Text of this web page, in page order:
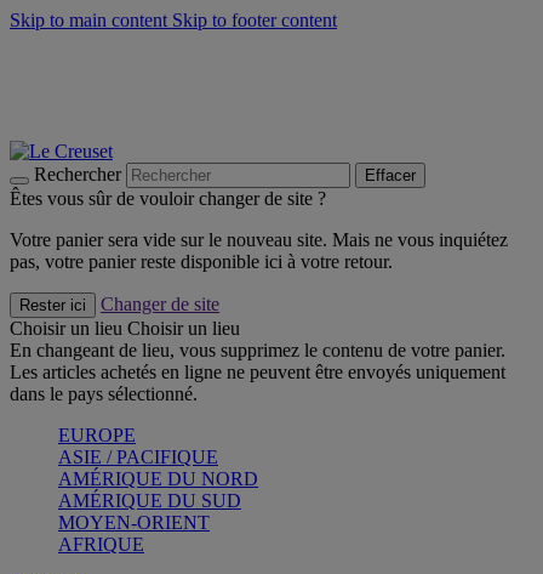
Skip to main content Skip to footer content
Rechercher Effacer
Êtes vous sûr de vouloir changer de site ?
Votre panier sera vide sur le nouveau site. Mais ne vous inquiétez
pas, votre panier reste disponible ici à votre retour.
Rester ici
Changer de site
Choisir un lieu Choisir un lieu
En changeant de lieu, vous supprimez le contenu de votre panier.
Les articles achetés en ligne ne peuvent être envoyés uniquement
dans le pays sélectionné.
EUROPE
ASIE / PACIFIQUE
AMÉRIQUE DU NORD
AMÉRIQUE DU SUD
MOYEN-ORIENT
AFRIQUE